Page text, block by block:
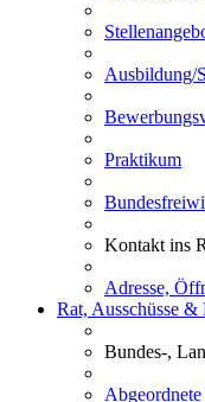
Ausbildung/
Praktikum
Kontakt ins
Adresse,
Rat, Ausschüsse
Bundes-,
Abgeordnete